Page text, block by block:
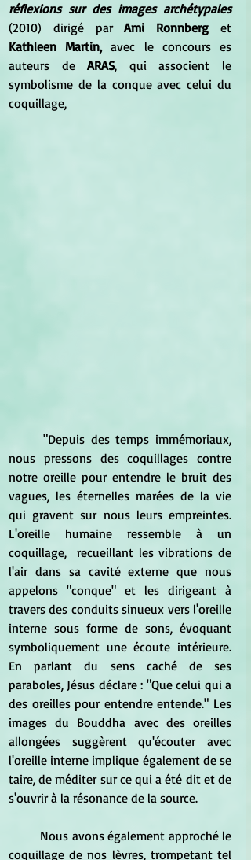
réflexions sur des images archétypales
(2010) dirigé par Ami Ronnberg et
Kathleen Martin, avec le concours es
auteurs de ARAS, qui associent le
symbolisme de la conque avec celui du
coquillage,
nous pressons des coquillage​​s contre
notre oreille pour entendre le bruit des
vagues, les éternelles marées de la vie
qui gravent sur nous leurs empreintes.
L'oreille humaine ressemble à un
coquillage,  recueillant les vibrations de
l'air dans sa cavité externe que nous
appelons "conque" et les dirigeant à
travers des conduits sinueux vers l'oreille
interne sous forme de sons, évoquant
symboliquement une écoute intérieure.
En parlant du sens caché de ses
paraboles, Jésus déclare : "Que celui qui a
des oreilles pour entendre entende." Les
images du Bouddha avec des oreilles
allongées suggèrent qu'écouter avec
l'oreille interne implique également de se
taire, de méditer sur ce qui a été dit et de
s'ouvrir à la résonance de la source.
coquillage de nos lèvres, trompetant tel